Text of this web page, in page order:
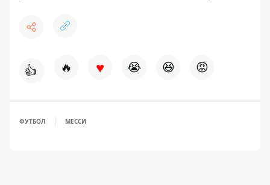
👍 🔥 ♥ 😭 😆 😡
ФУТБОЛ МЕССИ